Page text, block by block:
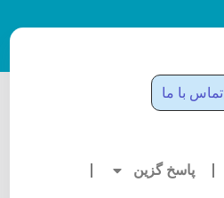
تماس با ما
پاسخ گزین